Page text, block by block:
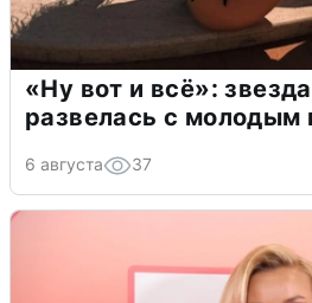
«Ну вот и всё»:
развелась с
6 августа 37